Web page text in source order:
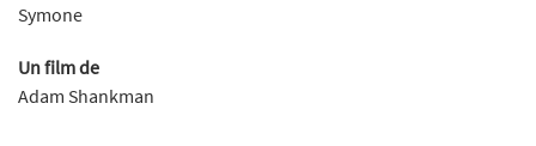
Symone
Un film de
Adam Shankman